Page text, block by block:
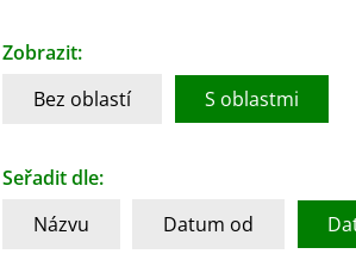
Zobrazit:
Bez oblastí
S oblastmi
Seřadit dle:
Názvu
Datum od